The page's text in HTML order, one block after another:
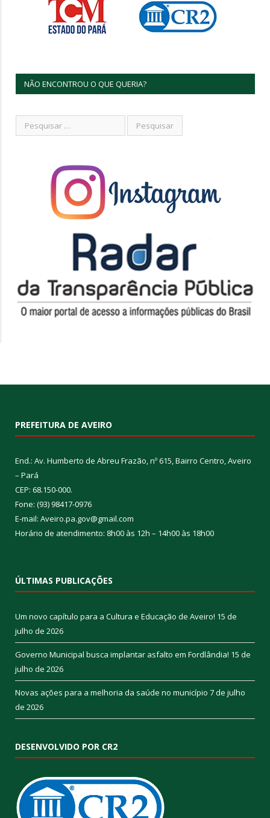
NÃO ENCONTROU O QUE QUERIA?
PREFEITURA DE AVEIRO
End.: Av. Humberto de Abreu Frazão, nº 615, Bairro Centro, Aveiro
– Pará
CEP: 68.150-000.
Fone: (93) 98417-0976
E-mail: Aveiro.pa.gov@gmail.com
Horário de atendimento: 8h00 às 12h – 14h00 às 18h00
ÚLTIMAS PUBLICAÇÕES
Um novo capítulo para a Cultura e Educação de Aveiro! 15 de
julho de 2026
Governo Municipal busca implantar asfalto em Fordlândia! 15 de
julho de 2026
Novas ações para a melhoria da saúde no município 7 de julho
de 2026
DESENVOLVIDO POR CR2